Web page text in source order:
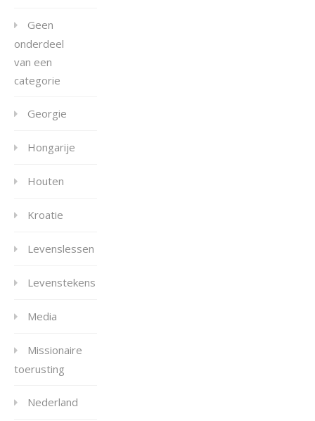
Geen
onderdeel
van een
categorie
Georgie
Hongarije
Houten
Kroatie
Levenslessen
Levenstekens
Media
Missionaire
toerusting
Nederland